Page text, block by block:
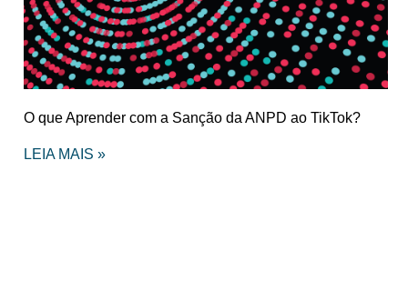
O que Aprender com a Sanção da ANPD ao TikTok?
LEIA MAIS »